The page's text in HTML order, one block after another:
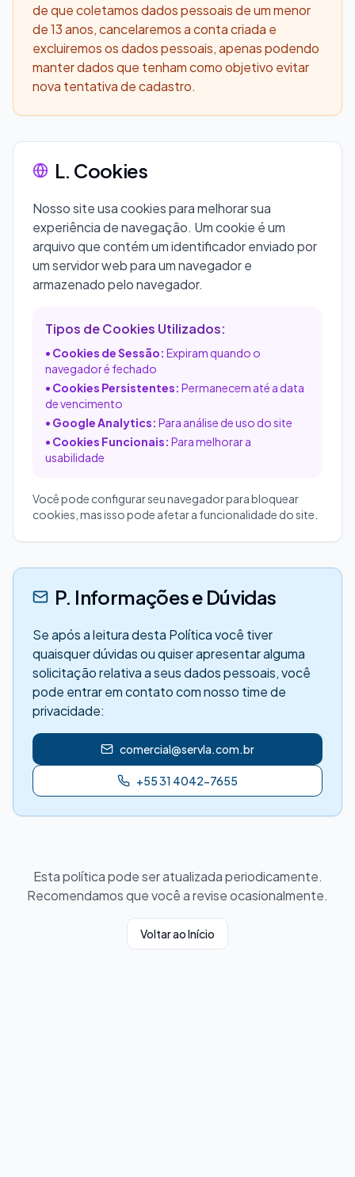
de que coletamos dados pessoais de um menor
de 13 anos, cancelaremos a conta criada e
excluiremos os dados pessoais, apenas podendo
manter dados que tenham como objetivo evitar
nova tentativa de cadastro.
L. Cookies
Nosso site usa cookies para melhorar sua
experiência de navegação. Um cookie é um
arquivo que contém um identificador enviado por
um servidor web para um navegador e
armazenado pelo navegador.
Tipos de Cookies Utilizados:
• Cookies de Sessão: Expiram quando o
navegador é fechado
• Cookies Persistentes: Permanecem até a data
de vencimento
• Google Analytics: Para análise de uso do site
• Cookies Funcionais: Para melhorar a
usabilidade
Você pode configurar seu navegador para bloquear
cookies, mas isso pode afetar a funcionalidade do site.
P. Informações e Dúvidas
Se após a leitura desta Política você tiver
quaisquer dúvidas ou quiser apresentar alguma
solicitação relativa a seus dados pessoais, você
pode entrar em contato com nosso time de
privacidade:
comercial@servla.com.br
+55 31 4042-7655
Esta política pode ser atualizada periodicamente.
Recomendamos que você a revise ocasionalmente.
Voltar ao Início